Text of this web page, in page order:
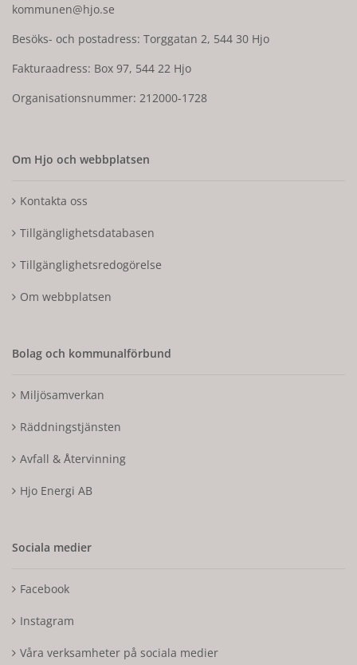
kommunen@hjo.se
Besöks- och postadress: Torggatan 2, 544 30 Hjo
Fakturaadress: Box 97, 544 22 Hjo
Organisationsnummer: 212000-1728
Om Hjo och webbplatsen
Kontakta oss
Tillgänglighetsdatabasen
Tillgänglighetsredogörelse
Om webbplatsen
Bolag och kommunalförbund
Miljösamverkan
Räddningstjänsten
Avfall & Återvinning
Hjo Energi AB
Sociala medier
Facebook
Instagram
Våra verksamheter på sociala medier